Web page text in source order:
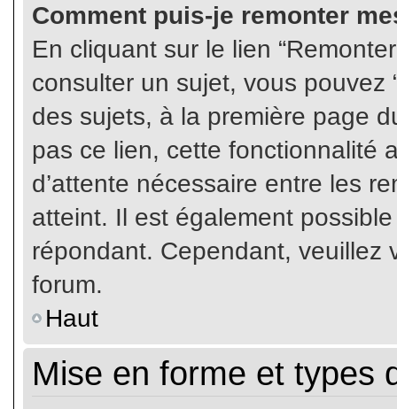
Comment puis-je remonter
En cliquant sur le lien
consulter un sujet, vous pouvez
des sujets, à la première page
pas ce lien, cette fonctionnalité
d’attente nécessaire entre les
atteint. Il est également
répondant. Cependant, veuillez
forum.
Haut
Mise en forme et types